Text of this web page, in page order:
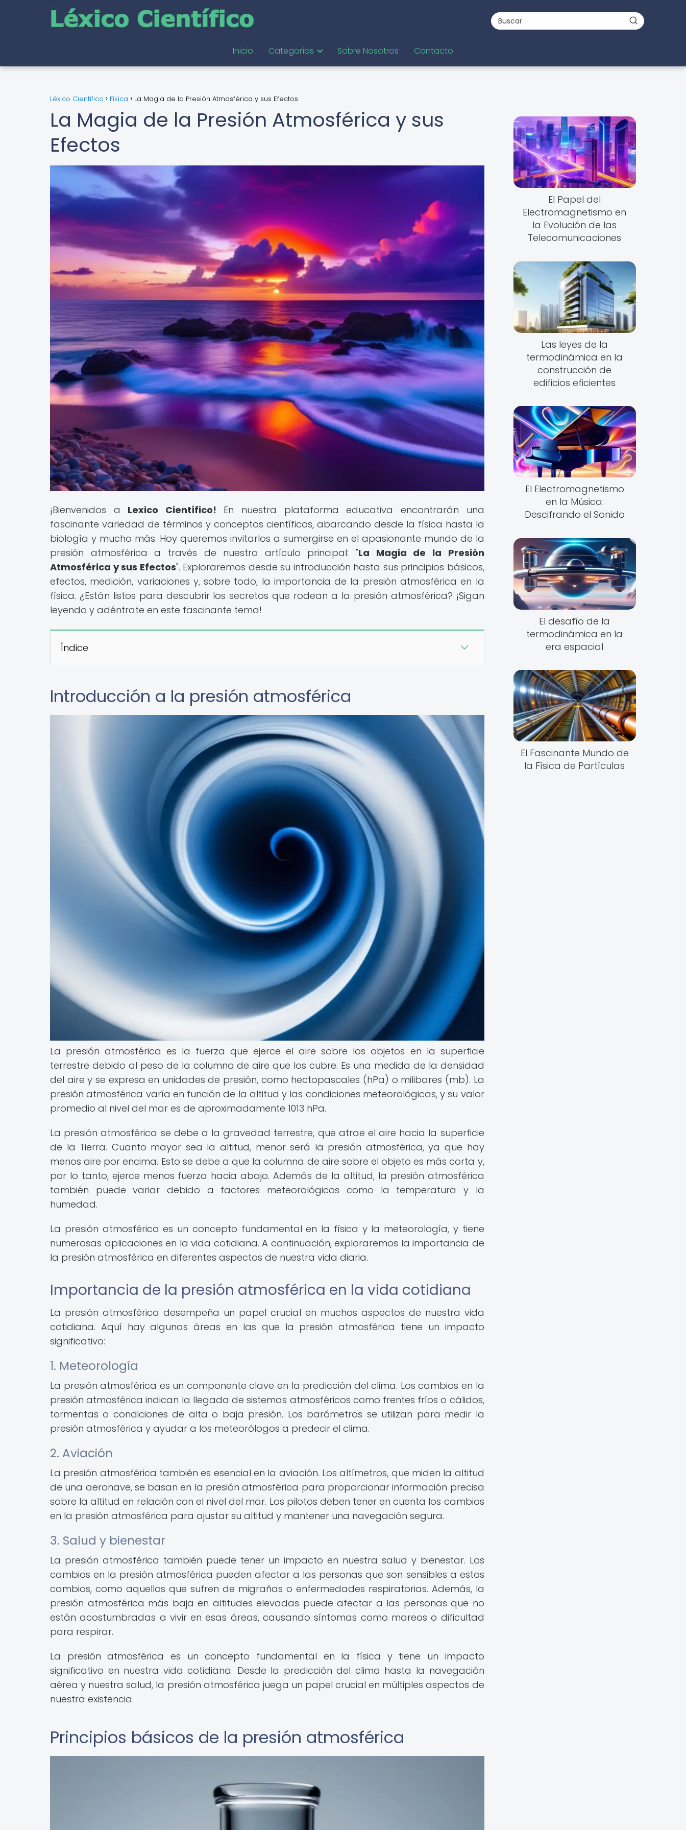
Inicio Categorías Sobre Nosotros Contacto
Léxico Científico Física La Magia de la Presión Atmosférica y sus Efectos
La Magia de la Presión Atmosférica y sus
Efectos
¡Bienvenidos a Lexico Científico! En nuestra plataforma educativa encontrarán una
fascinante variedad de términos y conceptos científicos, abarcando desde la física hasta la
biología y mucho más. Hoy queremos invitarlos a sumergirse en el apasionante mundo de la
presión atmosférica a través de nuestro artículo principal: "La Magia de la Presión
Atmosférica y sus Efectos". Exploraremos desde su introducción hasta sus principios básicos,
efectos, medición, variaciones y, sobre todo, la importancia de la presión atmosférica en la
física. ¿Están listos para descubrir los secretos que rodean a la presión atmosférica? ¡Sigan
leyendo y adéntrate en este fascinante tema!
Índice
Introducción a la presión atmosférica
La presión atmosférica es la fuerza que ejerce el aire sobre los objetos en la superficie
terrestre debido al peso de la columna de aire que los cubre. Es una medida de la densidad
del aire y se expresa en unidades de presión, como hectopascales (hPa) o milibares (mb). La
presión atmosférica varía en función de la altitud y las condiciones meteorológicas, y su valor
promedio al nivel del mar es de aproximadamente 1013 hPa.
La presión atmosférica se debe a la gravedad terrestre, que atrae el aire hacia la superficie
de la Tierra. Cuanto mayor sea la altitud, menor será la presión atmosférica, ya que hay
menos aire por encima. Esto se debe a que la columna de aire sobre el objeto es más corta y,
por lo tanto, ejerce menos fuerza hacia abajo. Además de la altitud, la presión atmosférica
también puede variar debido a factores meteorológicos como la temperatura y la
humedad.
La presión atmosférica es un concepto fundamental en la física y la meteorología, y tiene
numerosas aplicaciones en la vida cotidiana. A continuación, exploraremos la importancia de
la presión atmosférica en diferentes aspectos de nuestra vida diaria.
Importancia de la presión atmosférica en la vida cotidiana
La presión atmosférica desempeña un papel crucial en muchos aspectos de nuestra vida
cotidiana. Aquí hay algunas áreas en las que la presión atmosférica tiene un impacto
significativo:
1. Meteorología
La presión atmosférica es un componente clave en la predicción del clima. Los cambios en la
presión atmosférica indican la llegada de sistemas atmosféricos como frentes fríos o cálidos,
tormentas o condiciones de alta o baja presión. Los barómetros se utilizan para medir la
presión atmosférica y ayudar a los meteorólogos a predecir el clima.
2. Aviación
La presión atmosférica también es esencial en la aviación. Los altímetros, que miden la altitud
de una aeronave, se basan en la presión atmosférica para proporcionar información precisa
sobre la altitud en relación con el nivel del mar. Los pilotos deben tener en cuenta los cambios
en la presión atmosférica para ajustar su altitud y mantener una navegación segura.
3. Salud y bienestar
La presión atmosférica también puede tener un impacto en nuestra salud y bienestar. Los
cambios en la presión atmosférica pueden afectar a las personas que son sensibles a estos
cambios, como aquellos que sufren de migrañas o enfermedades respiratorias. Además, la
presión atmosférica más baja en altitudes elevadas puede afectar a las personas que no
están acostumbradas a vivir en esas áreas, causando síntomas como mareos o dificultad
para respirar.
La presión atmosférica es un concepto fundamental en la física y tiene un impacto
significativo en nuestra vida cotidiana. Desde la predicción del clima hasta la navegación
aérea y nuestra salud, la presión atmosférica juega un papel crucial en múltiples aspectos de
nuestra existencia.
Principios básicos de la presión atmosférica
El Papel del
Electromagnetismo en
la Evolución de las
Telecomunicaciones
Las leyes de la
termodinámica en la
construcción de
edificios eficientes
El Electromagnetismo
en la Música:
Descifrando el Sonido
El desafío de la
termodinámica en la
era espacial
El Fascinante Mundo de
la Física de Partículas